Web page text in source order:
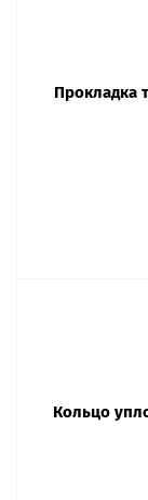
Прокладка
Кольцо